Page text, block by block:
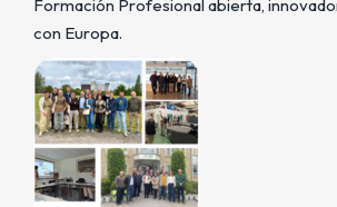
Formación Profesional abierta,
con Europa.